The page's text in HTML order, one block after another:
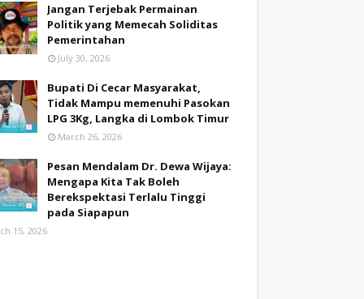
Jangan Terjebak Permainan
Politik yang Memecah Soliditas
Pemerintahan
July 30, 2026
Bupati Di Cecar Masyarakat,
Tidak Mampu memenuhi Pasokan
LPG 3Kg, Langka di Lombok Timur
March 26, 2026
Pesan Mendalam Dr. Dewa Wijaya:
Mengapa Kita Tak Boleh
Berekspektasi Terlalu Tinggi
pada Siapapun
15, 2026